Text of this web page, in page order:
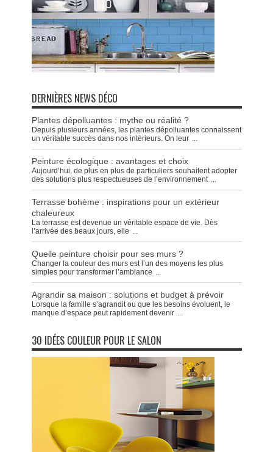
DERNIÈRES NEWS DÉCO
Plantes dépolluantes : mythe ou réalité ?
Depuis plusieurs années, les plantes dépolluantes connaissent
un véritable succès dans nos intérieurs. On leur ...
Peinture écologique : avantages et choix
Aujourd’hui, de plus en plus de particuliers souhaitent adopter
des solutions plus respectueuses de l’environnement ...
Terrasse bohème : inspirations pour un extérieur
chaleureux
La terrasse est devenue un véritable espace de vie. Dès
l’arrivée des beaux jours, elle ...
Quelle peinture choisir pour ses murs ?
Changer la couleur des murs est l’un des moyens les plus
simples pour transformer l’ambiance ...
Agrandir sa maison : solutions et budget à prévoir
Lorsque la famille s’agrandit ou que les besoins évoluent, le
manque d’espace peut rapidement devenir ...
30 IDÉES COULEUR POUR LE SALON